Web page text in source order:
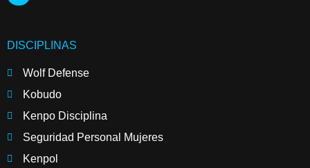
DISCIPLINAS
Wolf Defense
Kobudo
Kenpo Disciplina
Seguridad Personal Mujeres
Kenpol